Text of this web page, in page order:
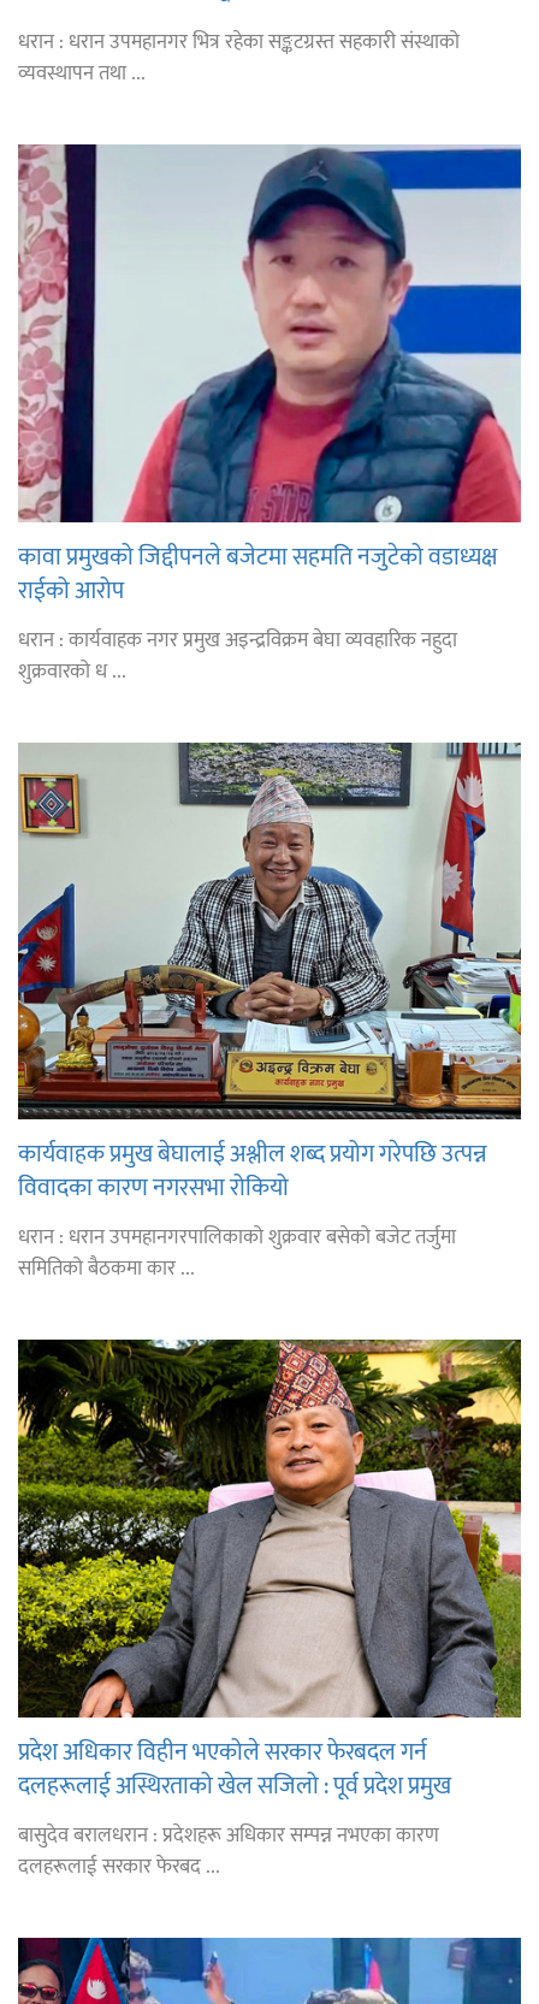
धरान : धरान उपमहानगर भित्र रहेका सङ्कटग्रस्त सहकारी संस्थाको
व्यवस्थापन तथा ...
कावा प्रमुखको जिद्दीपनले बजेटमा सहमति नजुटेको वडाध्यक्ष
राईको आरोप
धरान : कार्यवाहक नगर प्रमुख अइन्द्रविक्रम बेघा व्यवहारिक नहुदा
शुक्रवारको ध ...
कार्यवाहक प्रमुख बेघालाई अश्लील शब्द प्रयोग गरेपछि उत्पन्न
विवादका कारण नगरसभा रोकियो
धरान : धरान उपमहानगरपालिकाको शुक्रवार बसेको बजेट तर्जुमा
समितिको बैठकमा कार ...
प्रदेश अधिकार विहीन भएकोले सरकार फेरबदल गर्न
दलहरूलाई अस्थिरताको खेल सजिलो : पूर्व प्रदेश प्रमुख
तुम्बाहाङ
बासुदेव बरालधरान : प्रदेशहरू अधिकार सम्पन्न नभएका कारण
दलहरूलाई सरकार फेरबद ...